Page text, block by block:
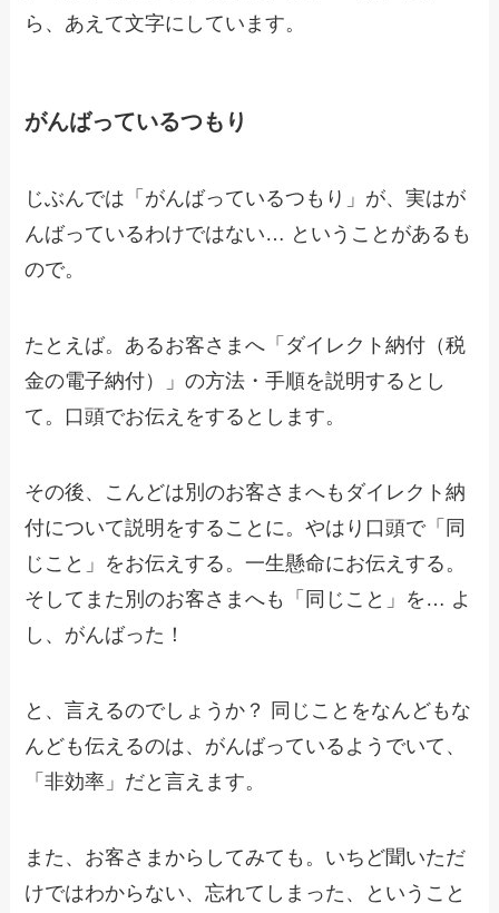
ら、あえて文字にしています。
がんばっているつもり
じぶんでは「がんばっているつもり」が、実はが
んばっているわけではない… ということがあるも
ので。
たとえば。あるお客さまへ「ダイレクト納付（税
金の電子納付）」の方法・手順を説明するとし
て。口頭でお伝えをするとします。
その後、こんどは別のお客さまへもダイレクト納
付について説明をすることに。やはり口頭で「同
じこと」をお伝えする。一生懸命にお伝えする。
そしてまた別のお客さまへも「同じこと」を… よ
し、がんばった！
と、言えるのでしょうか？ 同じことをなんどもな
んども伝えるのは、がんばっているようでいて、
「非効率」だと言えます。
また、お客さまからしてみても。いちど聞いただ
けではわからない、忘れてしまった、ということ